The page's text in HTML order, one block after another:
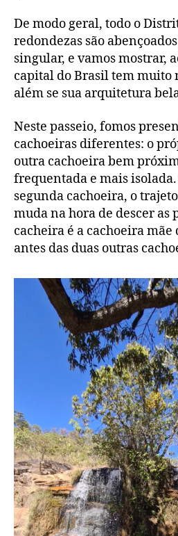
De modo geral, todo o
redondezas são
singular, e vamos mostrar,
capital do Brasil tem muito
além se sua arquitetura
Neste passeio, fomos
cachoeiras diferentes: o
outra cachoeira bem
frequentada e mais
segunda cachoeira, o
muda na hora de descer as
cacheira é a cachoeira
antes das duas outras